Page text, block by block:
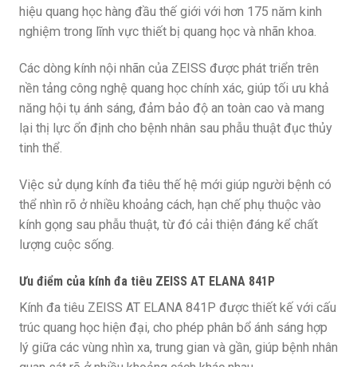
hiệu quang học hàng đầu thế giới với hơn 175 năm kinh
nghiệm trong lĩnh vực thiết bị quang học và nhãn khoa.
Các dòng kính nội nhãn của ZEISS được phát triển trên
nền tảng công nghệ quang học chính xác, giúp tối ưu khả
năng hội tụ ánh sáng, đảm bảo độ an toàn cao và mang
lại thị lực ổn định cho bệnh nhân sau phẫu thuật đục thủy
tinh thể.
Việc sử dụng kính đa tiêu thế hệ mới giúp người bệnh có
thể nhìn rõ ở nhiều khoảng cách, hạn chế phụ thuộc vào
kính gọng sau phẫu thuật, từ đó cải thiện đáng kể chất
lượng cuộc sống.
Ưu điểm của kính đa tiêu ZEISS AT ELANA 841P
Kính đa tiêu ZEISS AT ELANA 841P được thiết kế với cấu
trúc quang học hiện đại, cho phép phân bổ ánh sáng hợp
lý giữa các vùng nhìn xa, trung gian và gần, giúp bệnh nhân